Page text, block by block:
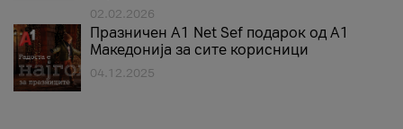
02.02.2026
Празничен A1 Net Sеf подарок од А1
Македонија за сите корисници
04.12.2025